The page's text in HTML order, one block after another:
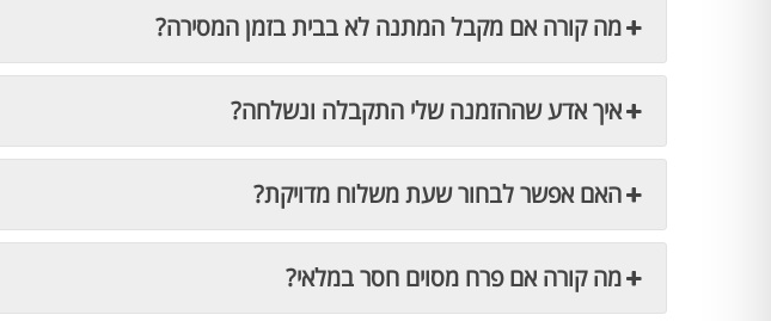
מה קורה אם מקבל המתנה לא בבית בזמן המסירה?
איך אדע שההזמנה שלי התקבלה ונשלחה?
האם אפשר לבחור שעת משלוח מדויקת?
מה קורה אם פרח מסוים חסר במלאי?